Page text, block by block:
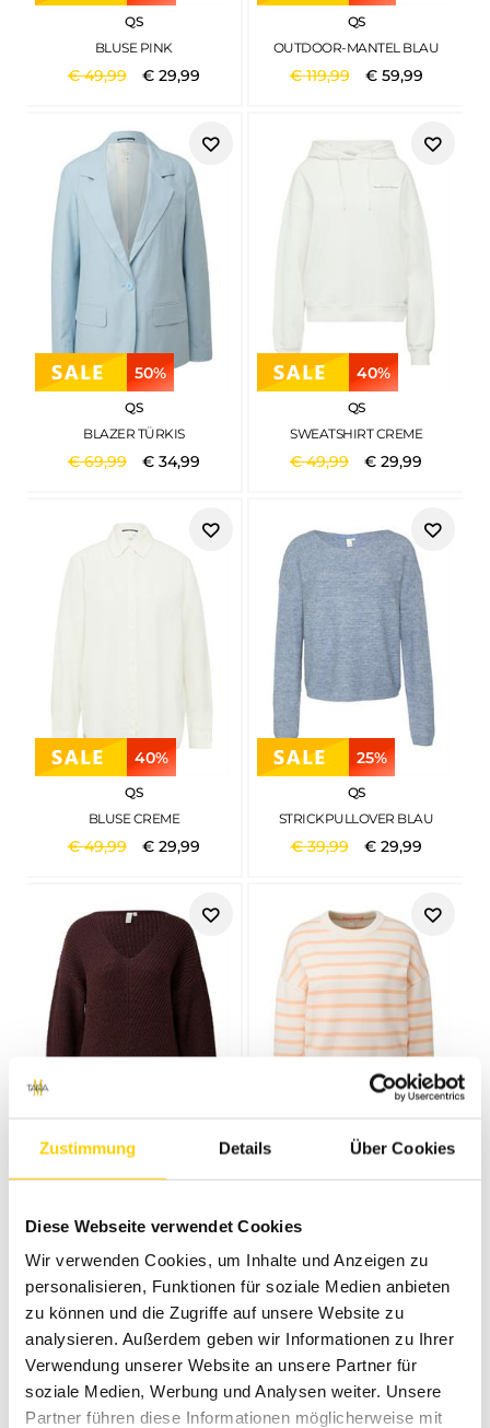
Zustimmung Details Über Cookies
Diese Webseite verwendet Cookies
Wir verwenden Cookies, um Inhalte und Anzeigen zu
personalisieren, Funktionen für soziale Medien anbieten
zu können und die Zugriffe auf unsere Website zu
analysieren. Außerdem geben wir Informationen zu Ihrer
Verwendung unserer Website an unsere Partner für
soziale Medien, Werbung und Analysen weiter. Unsere
Partner führen diese Informationen möglicherweise mit
QS
BLUSE PINK
€49,99 € 29,99
QS
OUTDOOR-MANTEL BLAU
€119,99 € 59,99
50%
QS
BLAZER TÜRKIS
€69,99 € 34,99
40%
QS
SWEATSHIRT CREME
€49,99 €29,99
40%
QS
BLUSE CREME
€49,99 € 29,99
25%
QS
STRICKPULLOVER BLAU
€39,99 € 29,99
25%
QS
€39,99 €29,99
40%
€